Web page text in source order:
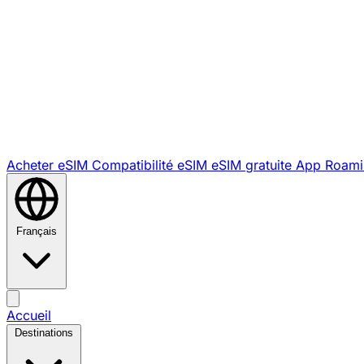
Acheter eSIM Compatibilité eSIM eSIM gratuite App Roami
Français
Accueil
Destinations